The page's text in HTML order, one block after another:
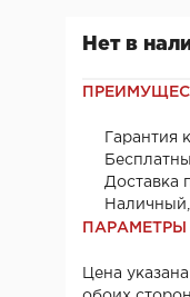
Нет в
Гарантия
Доставка
ПАРАМЕТРЫ
Цена